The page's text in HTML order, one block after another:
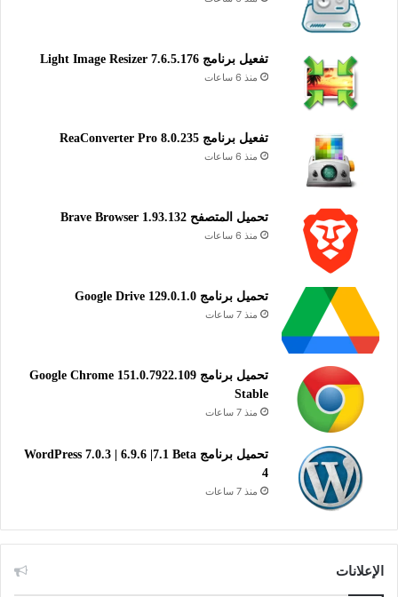
تفعيل برنامج Light Image Resizer 7.6.5.176
منذ 6 ساعات
تفعيل برنامج ReaConverter Pro 8.0.235
منذ 6 ساعات
تحميل المتصفح Brave Browser 1.93.132
منذ 6 ساعات
تحميل برنامج Google Drive 129.0.1.0
منذ 7 ساعات
تحميل برنامج Google Chrome 151.0.7922.109
Stable
منذ 7 ساعات
تحميل برنامج WordPress 7.0.3 | 6.9.6 |7.1 Beta
4
منذ 7 ساعات
الإعلانات